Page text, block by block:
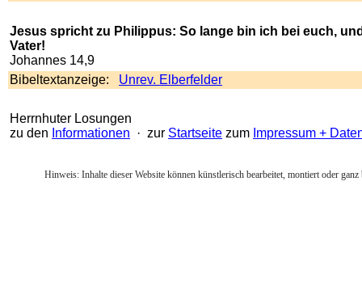
Jesus spricht zu Philippus: So lange bin ich bei euch,
Vater!
Johannes 14,9
Bibeltextanzeige: Unrev. Elberfelder
Herrnhuter Losungen
zu den Informationen · zur Startseite zum Impressum +
Hinweis: Inhalte dieser Website können künstlerisch bearbeitet, montiert oder